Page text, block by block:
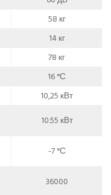
58 кг
14 кг
78 кг
16 °С
10,25 кВт
10.55 кВт
-7 °С
36000